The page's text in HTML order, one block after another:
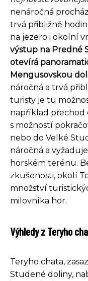
nenáročná
trvá přibližně
na jezero i okolní
výstup na Predné
otevírá
Mengusovskou
náročná a trvá
turisty je tu
například přechod
s možností
nebo do Velké
náročná a
horském terénu.
zkušenosti, okolí
množství
milovníka hor.
Výhledy z Teryho
Teryho chata,
Studené doliny,